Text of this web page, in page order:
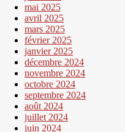
mai 2025
avril 2025
mars 2025
février 2025
janvier 2025
décembre 2024
novembre 2024
octobre 2024
septembre 2024
août 2024
juillet 2024
juin 2024